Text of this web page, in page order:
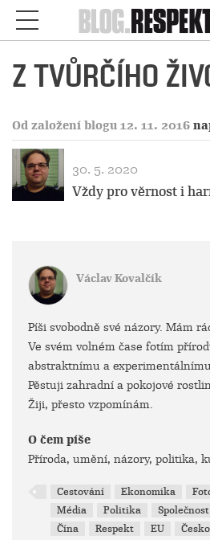
Z TVŮRČÍHO
Od založení blogu 12. 11. 2016
30. 5. 2020
Vždy pro věrnost i
Václav Kovalčík
Píši svobodně své názory. Mám
Ve svém volném čase fotím
abstraktnímu a
Pěstuji zahradní a pokojové
Žiji, přesto vzpomínám.
O čem píše
Příroda, umění, názory, politika,
Cestování Ekonomika
Média
Politika Společnost
Čína
Respekt EU Česko